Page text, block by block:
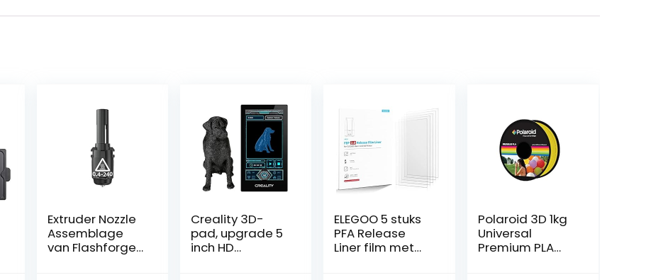
Extruder Nozzle
Assemblage
van Flashforge
Creality 3D-
pad, upgrade 5
inch HD
ELEGOO 5 stuks
PFA Release
Liner film met
Polaroid 3D 1kg
Universal
Premium PLA